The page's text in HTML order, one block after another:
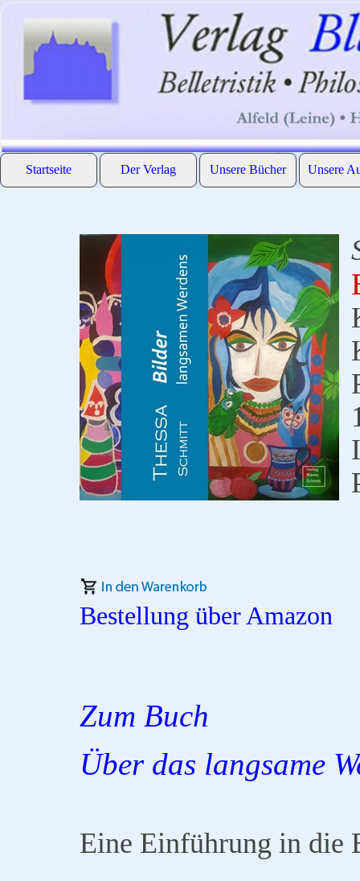
Startseite Der Verlag ▼
Unsere Bücher ▼
Unsere
Bestellung über Amazon
Zum Buch
Über das langsame
Eine Einführung in die